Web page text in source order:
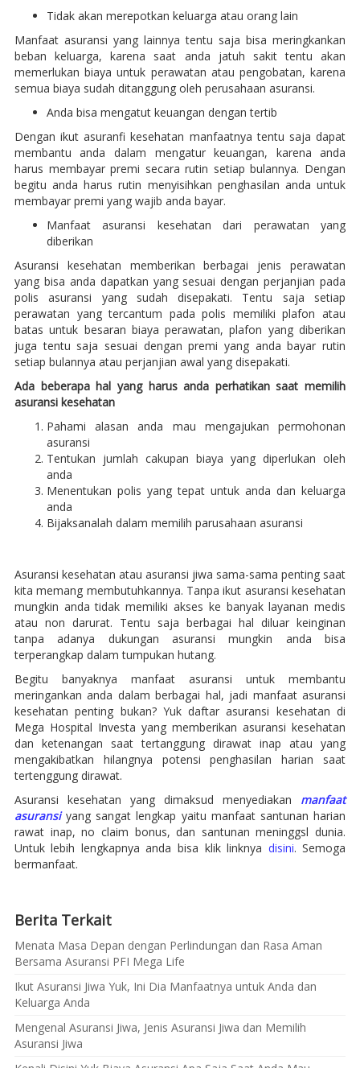
Tidak akan merepotkan keluarga atau orang lain
Manfaat asuransi yang lainnya tentu saja bisa meringkankan
beban keluarga, karena saat anda jatuh sakit tentu akan
memerlukan biaya untuk perawatan atau pengobatan, karena
semua biaya sudah ditanggung oleh perusahaan asuransi.
Anda bisa mengatut keuangan dengan tertib
Dengan ikut asuranfi kesehatan manfaatnya tentu saja dapat
membantu anda dalam mengatur keuangan, karena anda
harus membayar premi secara rutin setiap bulannya. Dengan
begitu anda harus rutin menyisihkan penghasilan anda untuk
membayar premi yang wajib anda bayar.
Manfaat asuransi kesehatan dari perawatan yang
diberikan
Asuransi kesehatan memberikan berbagai jenis perawatan
yang bisa anda dapatkan yang sesuai dengan perjanjian pada
polis asuransi yang sudah disepakati. Tentu saja setiap
perawatan yang tercantum pada polis memiliki plafon atau
batas untuk besaran biaya perawatan, plafon yang diberikan
juga tentu saja sesuai dengan premi yang anda bayar rutin
setiap bulannya atau perjanjian awal yang disepakati.
Ada beberapa hal yang harus anda perhatikan saat memilih
asuransi kesehatan
Pahami alasan anda mau mengajukan permohonan
asuransi
Tentukan jumlah cakupan biaya yang diperlukan oleh
anda
Menentukan polis yang tepat untuk anda dan keluarga
anda
Bijaksanalah dalam memilih parusahaan asuransi
Asuransi kesehatan atau asuransi jiwa sama-sama penting saat
kita memang membutuhkannya. Tanpa ikut asuransi kesehatan
mungkin anda tidak memiliki akses ke banyak layanan medis
atau non darurat. Tentu saja berbagai hal diluar keinginan
tanpa adanya dukungan asuransi mungkin anda bisa
terperangkap dalam tumpukan hutang.
Begitu banyaknya manfaat asuransi untuk membantu
meringankan anda dalam berbagai hal, jadi manfaat asuransi
kesehatan penting bukan? Yuk daftar asuransi kesehatan di
Mega Hospital Investa yang memberikan asuransi kesehatan
dan ketenangan saat tertanggung dirawat inap atau yang
mengakibatkan hilangnya potensi penghasilan harian saat
tertenggung dirawat.
Asuransi kesehatan yang dimaksud menyediakan manfaat
asuransiyang sangat lengkap yaitu manfaat santunan harian
rawat inap, no claim bonus, dan santunan meninggsl dunia.
Untuk lebih lengkapnya anda bisa klik linknya disini. Semoga
bermanfaat.
Berita Terkait
Menata Masa Depan dengan Perlindungan dan Rasa Aman
Bersama Asuransi PFI Mega Life
Ikut Asuransi Jiwa Yuk, Ini Dia Manfaatnya untuk Anda dan
Keluarga Anda
Mengenal Asuransi Jiwa, Jenis Asuransi Jiwa dan Memilih
Asuransi Jiwa